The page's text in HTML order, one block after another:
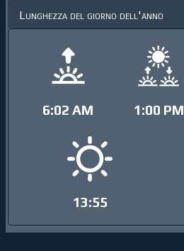
Lunghezza del giorno dell'anno
6:02 AM 1:00 PM
13:55